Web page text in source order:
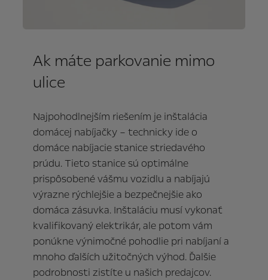
Ak máte parkovanie mimo
ulice
Najpohodlnejším riešením je inštalácia
domácej nabíjačky – technicky ide o
domáce nabíjacie stanice striedavého
prúdu. Tieto stanice sú optimálne
prispôsobené vášmu vozidlu a nabíjajú
výrazne rýchlejšie a bezpečnejšie ako
domáca zásuvka. Inštaláciu musí vykonať
kvalifikovaný elektrikár, ale potom vám
ponúkne výnimočné pohodlie pri nabíjaní a
mnoho ďalších užitočných výhod. Ďalšie
podrobnosti zistíte u našich predajcov.